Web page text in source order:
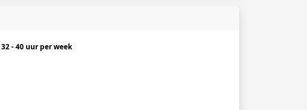
32 - 40 uur per week